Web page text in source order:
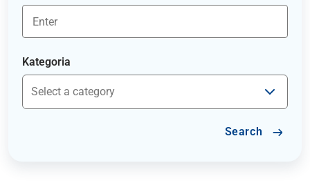
Kategoria
Search